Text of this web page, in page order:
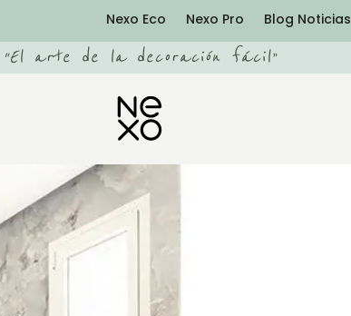
Nexo Eco Nexo Pro Blog Noticias
“El arte de la decoración fácil”